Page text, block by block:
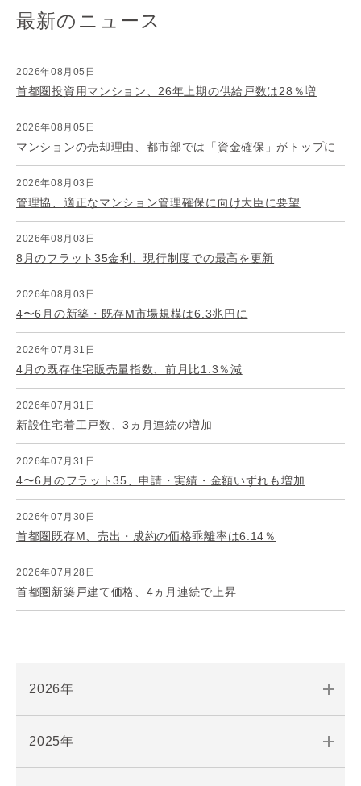
最新のニュース
2026年08月05日
首都圏投資用マンション、26年上期の供給戸数は28％増
2026年08月05日
マンションの売却理由、都市部では「資金確保」がトップに
2026年08月03日
管理協、適正なマンション管理確保に向け大臣に要望
2026年08月03日
8月のフラット35金利、現行制度での最高を更新
2026年08月03日
4〜6月の新築・既存M市場規模は6.3兆円に
2026年07月31日
4月の既存住宅販売量指数、前月比1.3％減
2026年07月31日
新設住宅着工戸数、3ヵ月連続の増加
2026年07月31日
4〜6月のフラット35、申請・実績・金額いずれも増加
2026年07月30日
首都圏既存M、売出・成約の価格乖離率は6.14％
2026年07月28日
首都圏新築戸建て価格、4ヵ月連続で上昇
2026年
2025年